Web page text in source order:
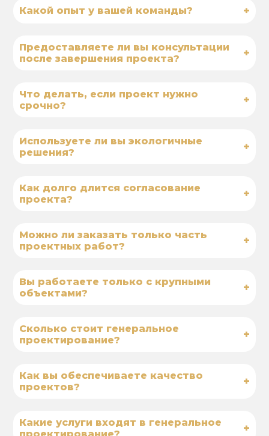
Какой опыт у вашей команды? +
Предоставляете ли вы консультации
после завершения проекта?
+
Что делать, если проект нужно
срочно?
+
Используете ли вы экологичные
решения?
+
Как долго длится согласование
проекта?
+
Можно ли заказать только часть
проектных работ?
+
Вы работаете только с крупными
объектами?
+
Сколько стоит генеральное
проектирование?
+
Как вы обеспечиваете качество
проектов?
+
Какие услуги входят в генеральное
проектирование?
+